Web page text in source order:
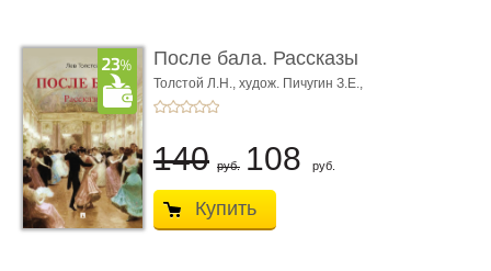
После бала. Рассказы
Толстой Л.Н., худож. Пичугин З.Е.,
худож. Лебедев А.И.,
140 руб. 108 руб.
Купить